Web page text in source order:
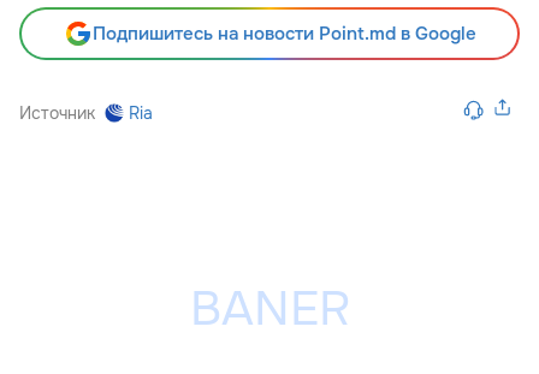
Подпишитесь на новости Point.md в Google
Источник Ria